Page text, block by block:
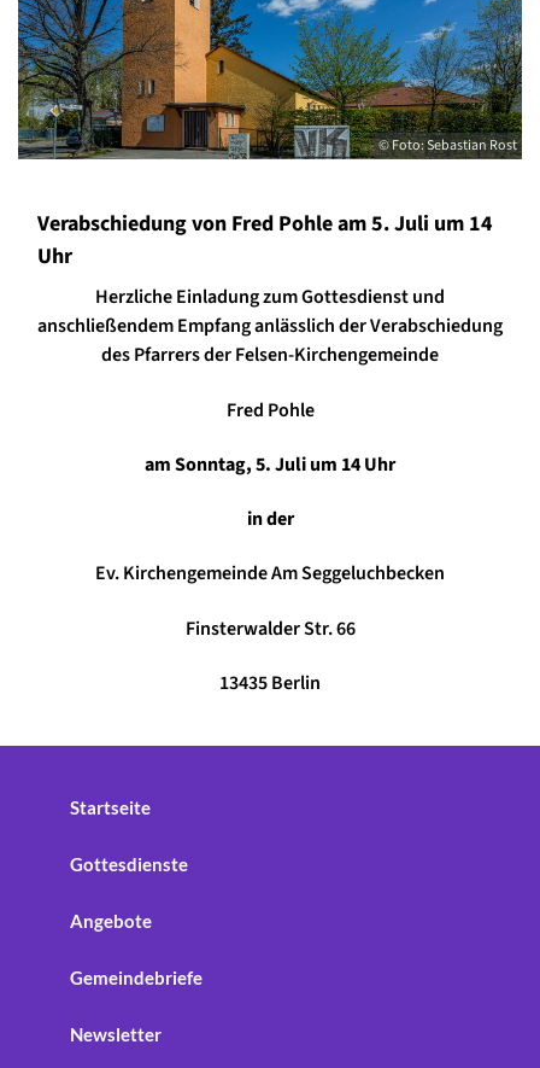
© Foto: Sebastian Rost
Verabschiedung von Fred Pohle am 5. Juli um 14
Uhr
Herzliche Einladung zum Gottesdienst und
anschließendem Empfang anlässlich der Verabschiedung
des Pfarrers der Felsen-Kirchengemeinde
Fred Pohle
am Sonntag, 5. Juli um 14 Uhr
in der
Ev. Kirchengemeinde Am Seggeluchbecken
Finsterwalder Str.66
13435 Berlin
Startseite
Gottesdienste
Angebote
Gemeindebriefe
Newsletter